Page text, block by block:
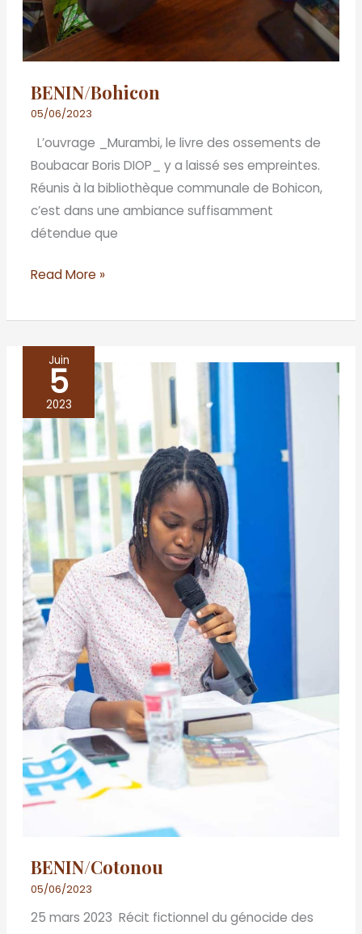
BENIN/Bohicon
05/06/2023
L’ouvrage _Murambi, le livre des ossements de
Boubacar Boris DIOP_ y a laissé ses empreintes.
Réunis à la bibliothèque communale de Bohicon,
c’est dans une ambiance suffisamment
détendue que
Read More »
Juin
5
2023
BENIN/Cotonou
05/06/2023
25 mars 2023 Récit fictionnel du génocide des
BENIN/Cotonou